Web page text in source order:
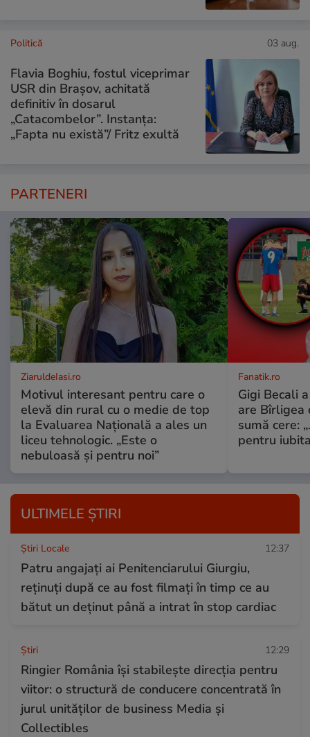
Politică 03 aug.
Flavia Boghiu, fostul viceprimar
USR din Brașov, achitată
definitiv în dosarul
„Catacombelor”. Instanța:
„Fapta nu există”/ Fritz exultă
PARTENERI
ZiaruldeIasi.ro
Motivul interesant pentru care o
elevă din rural cu o medie de top
la Evaluarea Națională a ales un
liceu tehnologic. „Este o
nebuloasă și pentru noi”
Fanatik.ro
Gigi Becali
are Bîrligea
sumă cere:
pentru
ULTIMELE ȘTIRI
Știri Locale 12:37
Patru angajați ai Penitenciarului Giurgiu,
reținuți după ce au fost filmați în timp ce au
bătut un deținut până a intrat în stop cardiac
Ştiri 12:29
Ringier România își stabilește direcția pentru
viitor: o structură de conducere concentrată în
jurul unităților de business Media și
Collectibles